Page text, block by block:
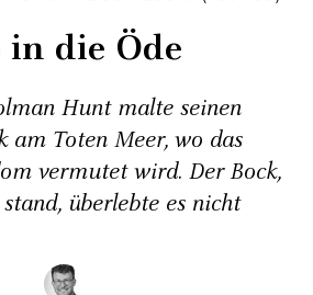
die Öde
Hunt malte seinen
am Toten Meer, wo das
vermutet wird. Der Bock,
überlebte es nicht